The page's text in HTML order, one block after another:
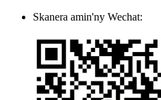
Skanera amin'ny Wechat: